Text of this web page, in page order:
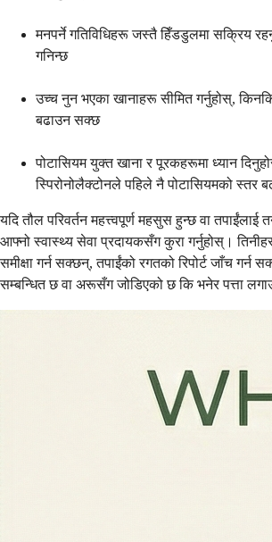
मनपर्ने गतिविधिहरू जस्तै हिँडडुलमा सक्रिय
गनिन्छ
उच्च नुन भएका खानाहरू सीमित गर्नुहोस्,
बढाउन सक्छ
पोटासियम युक्त खाना र पूरकहरूमा ध्यान
स्पिरोनोलैक्टोनले पहिले नै पोटासियमको स्तर
यदि तौल परिवर्तन महत्त्वपूर्ण महसुस हुन्छ वा तपाईंलाई
आफ्नो स्वास्थ्य सेवा प्रदायकसँग कुरा गर्नुहोस्।
समीक्षा गर्न सक्छन्, तपाईंको रगतको रिपोर्ट जाँच गर्न
सम्बन्धित छ वा अरूसँग जोडिएको छ कि भनेर पत्ता